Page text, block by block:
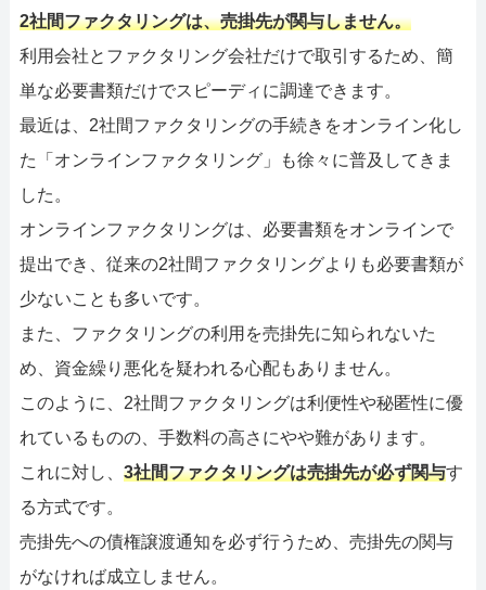
2社間ファクタリングは、売掛先が関与しません。
利用会社とファクタリング会社だけで取引するため、簡
単な必要書類だけでスピーディに調達できます。
最近は、2社間ファクタリングの手続きをオンライン化し
た「オンラインファクタリング」も徐々に普及してきま
した。
オンラインファクタリングは、必要書類をオンラインで
提出でき、従来の2社間ファクタリングよりも必要書類が
少ないことも多いです。
また、ファクタリングの利用を売掛先に知られないた
め、資金繰り悪化を疑われる心配もありません。
このように、2社間ファクタリングは利便性や秘匿性に優
れているものの、手数料の高さにやや難があります。
これに対し、 3社間ファクタリングは売掛先が必ず関与す
る方式です。
売掛先への債権譲渡通知を必ず行うため、売掛先の関与
がなければ成立しません。